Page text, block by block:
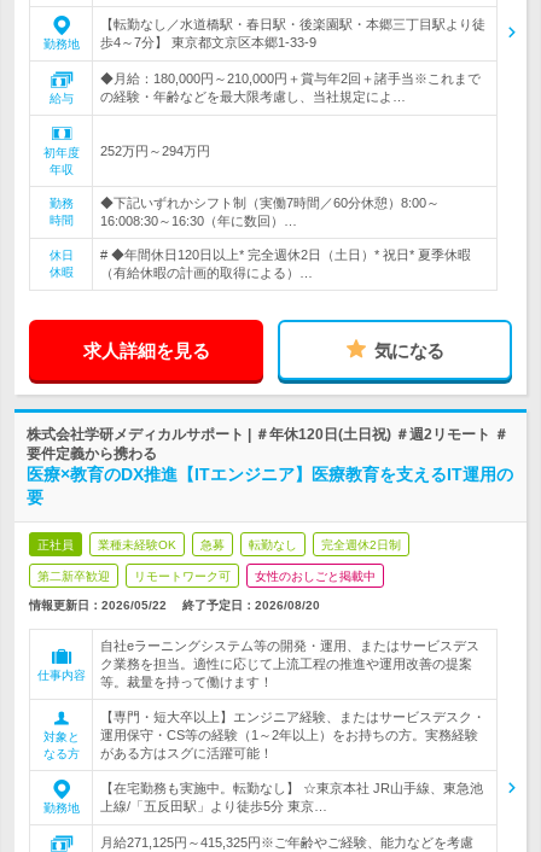
勤務地
【転勤なし／水道橋駅・春日駅・後楽園駅・本郷三丁目駅より徒
歩4～7分】 東京都文京区本郷1-33-9
給与
◆月給：180,000円～210,000円＋賞与年2回＋諸手当※これまで
の経験・年齢などを最大限考慮し、当社規定によ…
初年度
年収
252万円～294万円
勤務
時間
◆下記いずれかシフト制（実働7時間／60分休憩）8:00～
16:008:30～16:30（年に数回）…
休日
休暇
# ◆年間休日120日以上* 完全週休2日（土日）* 祝日* 夏季休暇
（有給休暇の計画的取得による）…
求人詳細を見る 気になる
株式会社学研メディカルサポート | ＃年休120日(土日祝) ＃週2リモート ＃
要件定義から携わる
医療×教育のDX推進【ITエンジニア】医療教育を支えるIT運用の
要
正社員 業種未経験OK 急募 転勤なし 完全週休2日制
第二新卒歓迎 リモートワーク可 女性のおしごと掲載中
情報更新日：2026/05/22 終了予定日： 2026/08/20
仕事内容
自社eラーニングシステム等の開発・運用、またはサービスデス
ク業務を担当。適性に応じて上流工程の推進や運用改善の提案
等。裁量を持って働けます！
対象と
なる方
【専門・短大卒以上】エンジニア経験、またはサービスデスク・
運用保守・CS等の経験（1～2年以上）をお持ちの方。実務経験
がある方はスグに活躍可能！
勤務地
【在宅勤務も実施中。転勤なし】 ☆東京本社 JR山手線、東急池
上線/「五反田駅」より徒歩5分 東京…
月給271,125円～415,325円※ご年齢やご経験、能力などを考慮